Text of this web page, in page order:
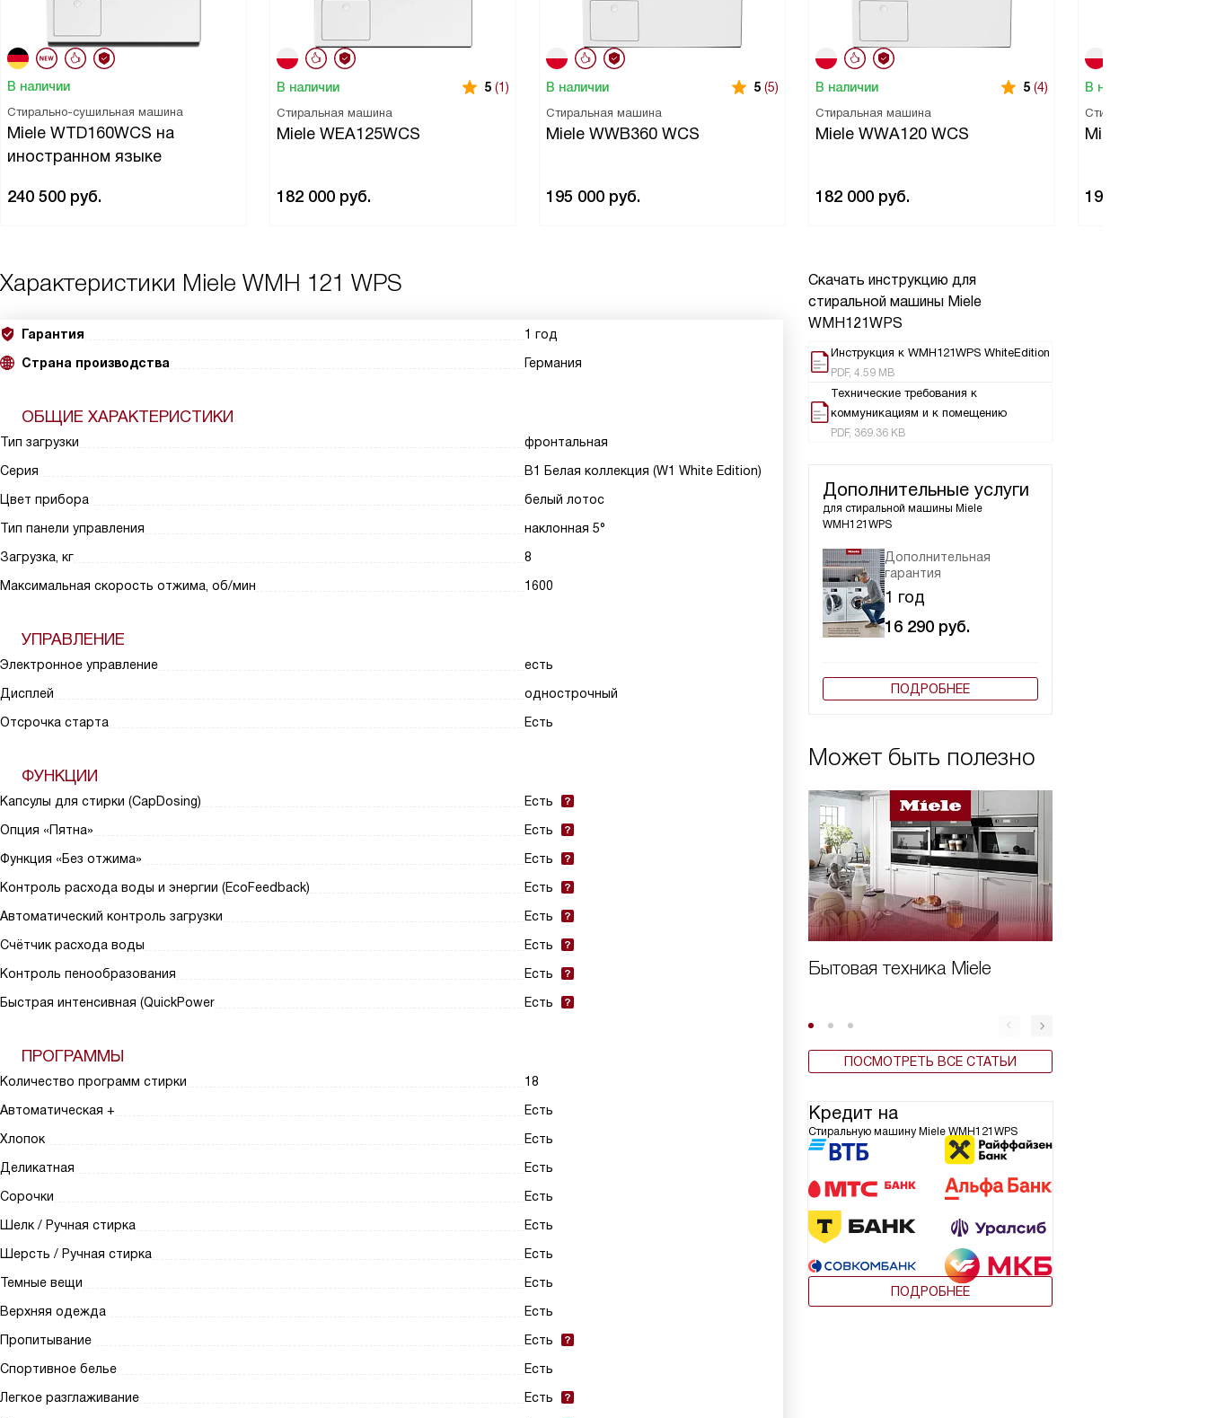
В наличии
Стирально-сушильная машина
Miele WTD160WCS на
иностранном языке
240 500 руб.
В наличии 5 (1)
Стиральная машина
Miele WEA125WCS
182 000 руб.
В наличии 5 (5)
Стиральная машина
Miele WWB360 WCS
195 000 руб.
В наличии 5 (4)
Стиральная машина
Miele WWA120 WCS
182 000 руб.
В наличии
Стиральная машина
Miele WEB365
195 000
Скачать инструкцию для
стиральной машины Miele
WMH121WPS
Инструкция к WMH121WPS WhiteEdition
PDF, 4.59 MB
Технические требования к
коммуникациям и к помещению
PDF, 369.36 KB
Дополнительные услуги
для стиральной машины Miele
WMH121WPS
Дополнительная
гарантия
1 год
16 290 руб.
ПОДРОБНЕЕ
Может быть полезно
Бытовая техника Miele
ПОСМОТРЕТЬ ВСЕ СТАТЬИ
Кредит на
Стиральную машину Miele WMH121WPS
ПОДРОБНЕЕ
Характеристики Miele WMH 121 WPS
Гарантия
1 год
Страна производства
Германия
ОБЩИЕ ХАРАКТЕРИСТИКИ
Тип загрузки
фронтальная
Серия
В1 Белая коллекция (W1 White Edition)
Цвет прибора
белый лотос
Тип панели управления
наклонная 5°
Загрузка, кг
8
Максимальная скорость отжима, об/мин
1600
УПРАВЛЕНИЕ
Электронное управление
есть
Дисплей
однострочный
Отсрочка старта
Есть
ФУНКЦИИ
Капсулы для стирки (CapDosing)
Есть
Опция «Пятна»
Есть
Функция «Без отжима»
Есть
Контроль расхода воды и энергии (EcoFeedback)
Есть
Автоматический контроль загрузки
Есть
Счётчик расхода воды
Есть
Контроль пенообразования
Есть
Быстрая интенсивная (QuickPower
Есть
ПРОГРАММЫ
Количество программ стирки
18
Автоматическая +
Есть
Хлопок
Есть
Деликатная
Есть
Сорочки
Есть
Шелк / Ручная стирка
Есть
Шерсть / Ручная стирка
Есть
Темные вещи
Есть
Верхняя одежда
Есть
Пропитывание
Есть
Спортивное белье
Есть
Легкое разглаживание
Есть